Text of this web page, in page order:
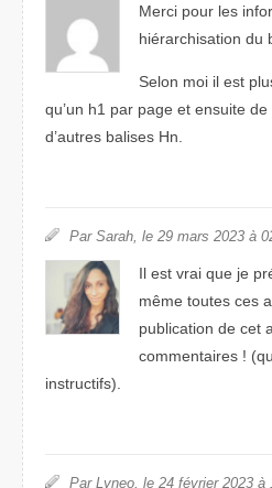
Merci pour les
hiérarchisation du
Selon moi il est
qu’un h1 par page et ensuite
d’autres balises Hn.
Par Sarah, le 29 mars 2023 à
Il est vrai que je
même toutes ces
publication de cet
commentaires !
instructifs).
Par Lyneo, le 24 février 2023 à